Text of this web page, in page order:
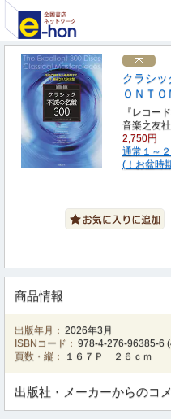
クラシッ
ＯＮＴ
『レコー
音楽之友社
2,750円
通常１～
(！お盆時
商品情報
出版年月： 2026年3月
ISBNコード： 978-4-276-96385-6 (
頁数・縦：
１６７Ｐ ２６ｃｍ
出版社・メーカーからのコ